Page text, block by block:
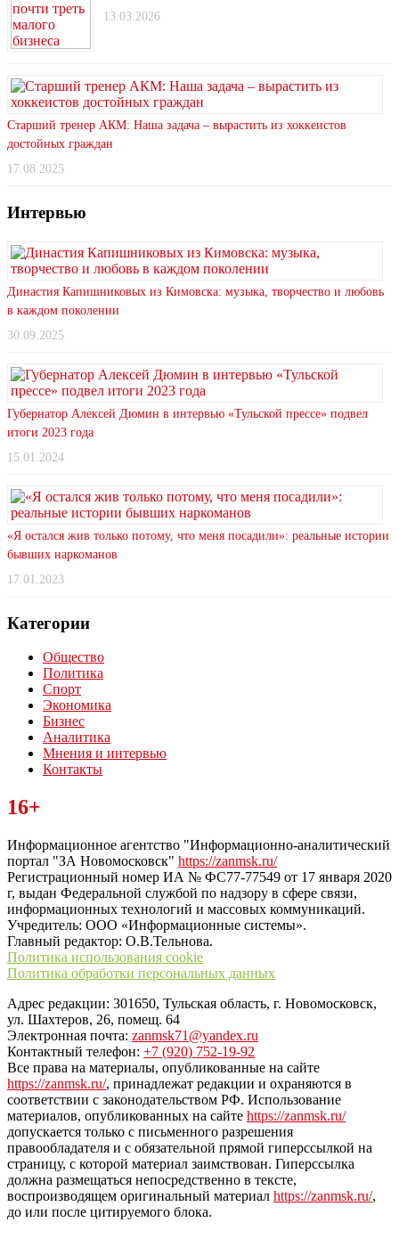
13.03.2026
Старший тренер АКМ: Наша задача – вырастить из хоккеистов
достойных граждан
17.08.2025
Интервью
Династия Капишниковых из Кимовска: музыка, творчество и любовь
в каждом поколении
30.09.2025
Губернатор Алексей Дюмин в интервью «Тульской прессе» подвел
итоги 2023 года
15.01.2024
«Я остался жив только потому, что меня посадили»: реальные истории
бывших наркоманов
17.01.2023
Категории
Общество
Политика
Спорт
Экономика
Бизнес
Аналитика
Мнения и интервью
Контакты
Читайте последние новости дня в Тульской области на сайте
“ЗаНовомосковск”
16+
Информационное агентство "Информационно-аналитический
портал "ЗА Новомосковск" https://zanmsk.ru/
Регистрационный номер ИА № ФС77-77549 от 17 января 2020
г, выдан Федеральной службой по надзору в сфере связи,
информационных технологий и массовых коммуникаций.
Учредитель: ООО «Информационные системы».
Главный редактор: О.В.Тельнова.
Политика использования cookie
Политика обработки персональных данных
Адрес редакции: 301650, Тульская область, г. Новомосковск,
ул. Шахтеров, 26, помещ. 64
Электронная почта: zanmsk71@yandex.ru
Контактный телефон: +7 (920) 752-19-92
Все права на материалы, опубликованные на сайте
https://zanmsk.ru/, принадлежат редакции и охраняются в
соответствии с законодательством РФ. Использование
материалов, опубликованных на сайте https://zanmsk.ru/
допускается только с письменного разрешения
правообладателя и с обязательной прямой гиперссылкой на
страницу, с которой материал заимствован. Гиперссылка
должна размещаться непосредственно в тексте,
воспроизводящем оригинальный материал https://zanmsk.ru/,
до или после цитируемого блока.